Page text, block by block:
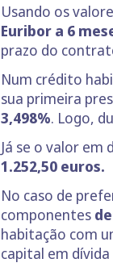
Usando os
Euribor a 6
prazo do
Num crédito
sua primeira
3,498%. Logo,
Já se o valor em
1.252,50 euros.
No caso de
componentes
habitação com
capital em